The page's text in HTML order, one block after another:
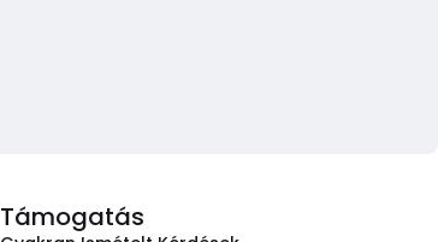
Támogatás